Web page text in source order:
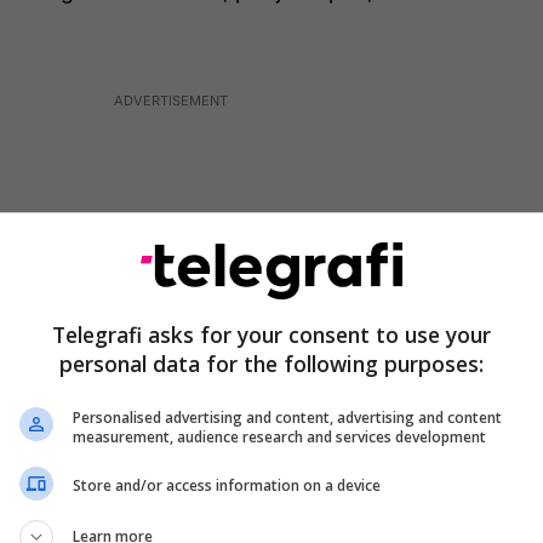
po e kthen historinë në mënyrë që ne ta bëjmë
Unë besoj se lufta nuk ka vend në botë.
Telegrafi asks for your consent to use your
personal data for the following purposes:
Personalised advertising and content, advertising and content
measurement, audience research and services development
Store and/or access information on a device
Learn more